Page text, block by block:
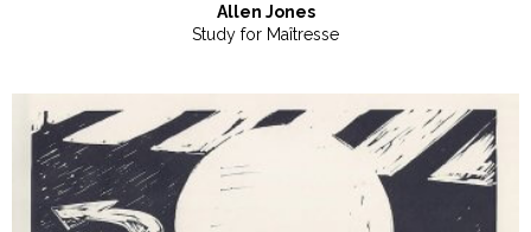
Allen Jones
Study for Maîtresse